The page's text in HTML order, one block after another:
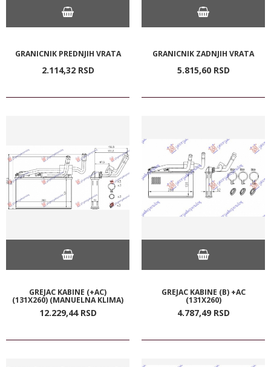
GRANICNIK PREDNJIH VRATA
2.114,32 RSD
GRANICNIK ZADNJIH VRATA
5.815,60 RSD
GREJAC KABINE (+AC)
(131X260) (MANUELNA KLIMA)
12.229,44 RSD
GREJAC KABINE (B) +AC
(131X260)
4.787,49 RSD